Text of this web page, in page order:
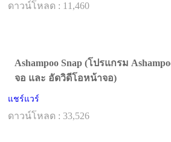
ดาวน์โหลด : 11,460
Ashampoo Snap (โปรแกรม
จอ และ อัดวิดีโอหน้าจอ)
แชร์แวร์
ดาวน์โหลด : 33,526